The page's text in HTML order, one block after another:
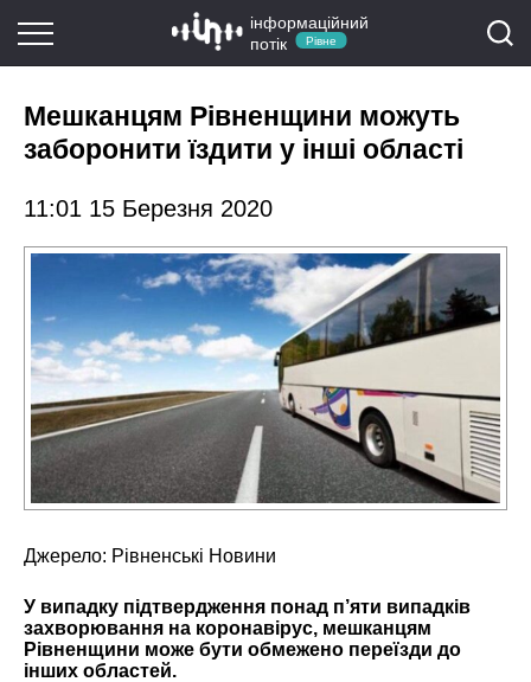
інформаційний
потік
Рівне
Мешканцям Рівненщини можуть
заборонити їздити у інші області
11:01 15 Березня 2020
Джерело: Рівненські Новини
У випадку підтвердження понад п’яти випадків
захворювання на коронавірус, мешканцям
Рівненщини може бути обмежено переїзди до
інших областей.